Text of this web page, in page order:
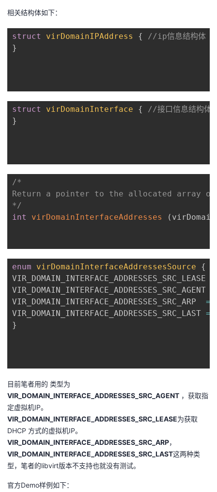
相关结构体如下：
struct virDomainIPAddress
{
}
struct virDomainInterface
{
}
/*
Return a pointer to the allocated array of
*/
int
virDomainInterfaceAddresses (
enum virDomainInterfaceAddressesSource {
=
=
}
目前笔者用的 类型为
VIR_DOMAIN_INTERFACE_ADDRESSES_SRC_AGENT ，获取指
定虚拟机IP。
VIR_DOMAIN_INTERFACE_ADDRESSES_SRC_LEASE为获取
DHCP 方式的虚拟机IP。
VIR_DOMAIN_INTERFACE_ADDRESSES_SRC_ARP，
VIR_DOMAIN_INTERFACE_ADDRESSES_SRC_LAST这两种类
型，笔者的libvirt版本不支持也就没有测试。
官方Demo样例如下：